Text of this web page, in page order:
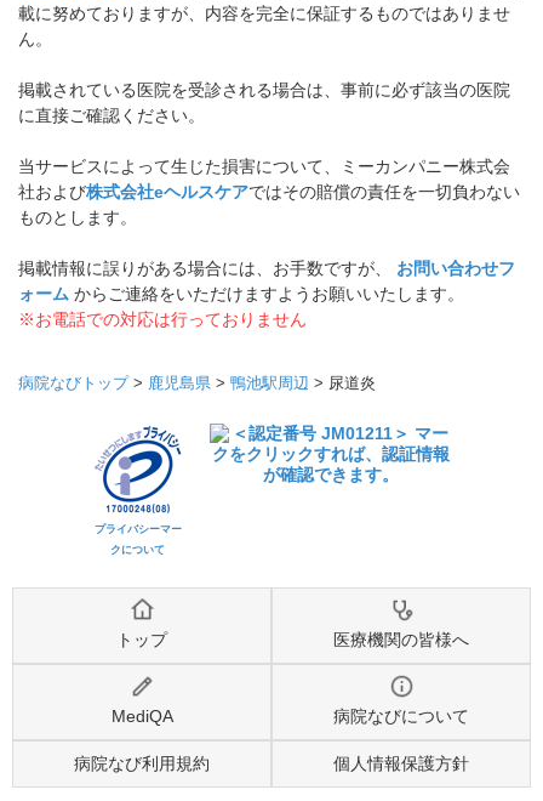
載に努めておりますが、内容を完全に保証するものではありませ
ん。
掲載されている医院を受診される場合は、事前に必ず該当の医院
に直接ご確認ください。
当サービスによって生じた損害について、ミーカンパニー株式会
社および株式会社eヘルスケアではその賠償の責任を一切負わない
ものとします。
掲載情報に誤りがある場合には、お手数ですが、 お問い合わせフ
ォーム からご連絡をいただけますようお願いいたします。
※お電話での対応は行っておりません
病院なびトップ> 鹿児島県 > 鴨池駅周辺 > 尿道炎
プライバシーマー
クについて
トップ 医療機関の皆様へ
MediQA 病院なびについて
病院なび利用規約 個人情報保護方針